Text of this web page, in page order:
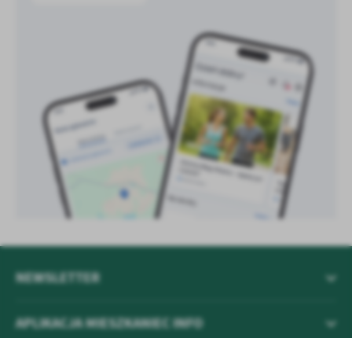
APLIKACJA MIESZKANIEC INFO
NEWSLETTER